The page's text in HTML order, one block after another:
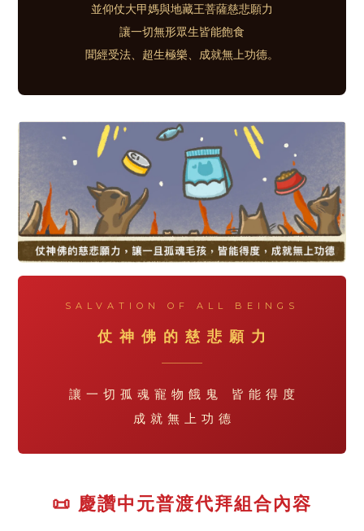
並仰仗大甲媽與地藏王菩薩慈悲願力
讓一切無形眾生皆能飽食
聞經受法、超生極樂、成就無上功德。
SALVATION OF ALL BEINGS
仗 神 佛 的 慈 悲 願 力
讓 一 切 孤 魂 寵 物 餓 鬼 皆 能 得 度
成 就 無 上 功 德
📜 慶讚中元普渡代拜組合內容